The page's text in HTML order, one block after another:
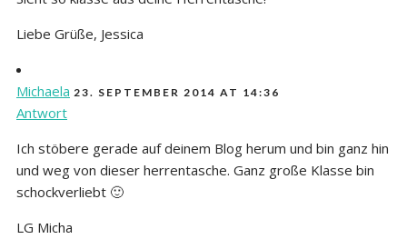
Liebe Grüße, Jessica
Michaela 23. SEPTEMBER 2014 AT 14:36
Antwort
Ich stöbere gerade auf deinem Blog herum und bin ganz hin
und weg von dieser herrentasche. Ganz große Klasse bin
schockverliebt 🙂
LG Micha